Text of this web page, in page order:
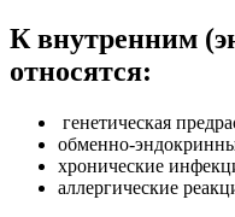
К внутренним
относятся:
генетическая
обменно-
хронические
аллергические